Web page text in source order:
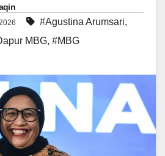
#Agustina Arumsari,
MBG, #MBG